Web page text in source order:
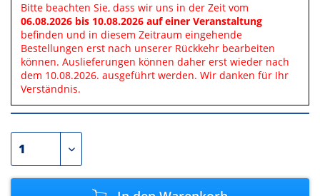
Bitte beachten Sie, dass wir uns in der Zeit vom
06.08.2026 bis 10.08.2026 auf einer Veranstaltung
befinden und in diesem Zeitraum eingehende
Bestellungen erst nach unserer Rückkehr bearbeiten
können. Auslieferungen können daher erst wieder nach
dem 10.08.2026. ausgeführt werden. Wir danken für Ihr
Verständnis.